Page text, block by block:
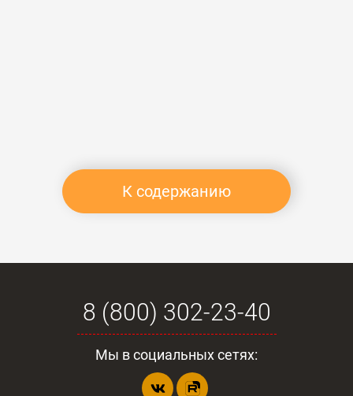
К содержанию
8 (800) 302-23-40
Мы в социальных сетях: